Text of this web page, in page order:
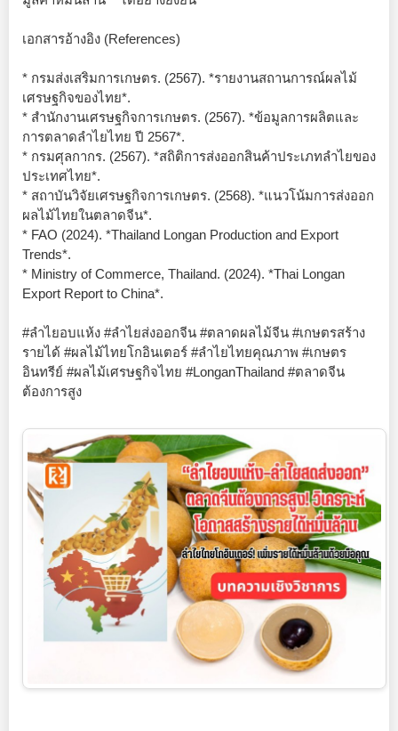
เอกสารอ้างอิง (References)
* กรมส่งเสริมการเกษตร. (2567). *รายงานสถานการณ์ผลไม้
เศรษฐกิจของไทย*.
* สำนักงานเศรษฐกิจการเกษตร. (2567). *ข้อมูลการผลิตและ
การตลาดลำไยไทย ปี 2567*.
* กรมศุลกากร. (2567). *สถิติการส่งออกสินค้าประเภทลำไยของ
ประเทศไทย*.
* สถาบันวิจัยเศรษฐกิจการเกษตร. (2568). *แนวโน้มการส่งออก
ผลไม้ไทยในตลาดจีน*.
* FAO (2024). *Thailand Longan Production and Export
Trends*.
* Ministry of Commerce, Thailand. (2024). *Thai Longan
Export Report to China*.
#ลำไยอบแห้ง #ลำไยส่งออกจีน #ตลาดผลไม้จีน #เกษตรสร้าง
รายได้ #ผลไม้ไทยโกอินเตอร์ #ลำไยไทยคุณภาพ #เกษตร
อินทรีย์ #ผลไม้เศรษฐกิจไทย #LonganThailand #ตลาดจีน
ต้องการสูง